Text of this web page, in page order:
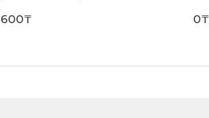
600₸ 0₸